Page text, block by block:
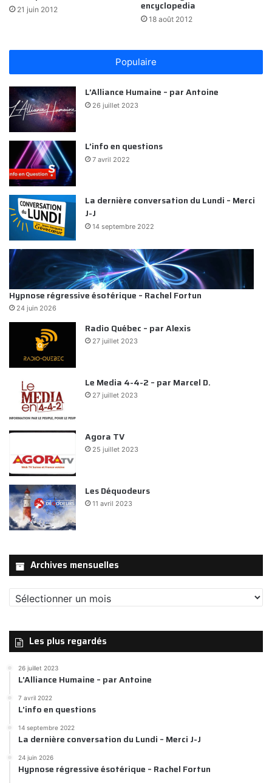
21 juin 2012 encyclopedia
18 août 2012
Populaire
L’Alliance Humaine – par Antoine
26 juillet 2023
L’info en questions
7 avril 2022
La dernière conversation du Lundi – Merci
J-J
14 septembre 2022
Hypnose régressive ésotérique – Rachel Fortun
24 juin 2026
Radio Québec – par Alexis
27 juillet 2023
Le Media 4-4-2 – par Marcel D.
27 juillet 2023
Agora TV
25 juillet 2023
Les Déquodeurs
11 avril 2023
Archives mensuelles
Archives
mensuelles
Les plus regardés
26 juillet 2023
L’Alliance Humaine – par Antoine
7 avril 2022
L’info en questions
14 septembre 2022
La dernière conversation du Lundi – Merci J-J
24 juin 2026
Hypnose régressive ésotérique – Rachel Fortun